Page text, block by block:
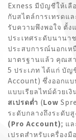
Exness มีบัญชีให้เลื
กับสไตล์การเทรดแ
รับความพึงพอใจ ตั้ง
ประเทศระดับนานา
ประสบการณ์นอกเ
มาตรฐานแล้ว คุณส
5 ประเภท ได้แก่ บัญ
Account) ซึ่งออกแบ
แบบเรียลไทม์ด้วยเ
สเปรดต่ำ (Low
ระดับกลางถึงระดับ
(Pro Account); แล
เปรดสำหรับเครื่อง